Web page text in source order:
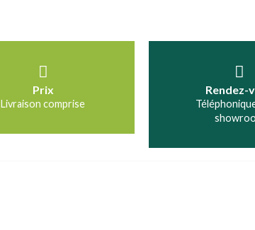
Prix
Livraison comprise
Rendez-